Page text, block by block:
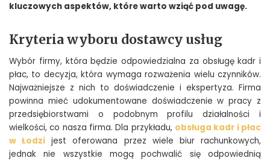
kluczowych aspektów, które warto wziąć pod uwagę.
Kryteria wyboru dostawcy usług
Wybór firmy, która będzie odpowiedzialna za obsługę kadr i
płac, to decyzja, która wymaga rozważenia wielu czynników.
Najważniejsze z nich to doświadczenie i ekspertyza. Firma
powinna mieć udokumentowane doświadczenie w pracy z
przedsiębiorstwami o podobnym profilu działalności i
wielkości, co nasza firma. Dla przykładu, obsługa kadr i płac
w Łodzi jest oferowana przez wiele biur rachunkowych,
jednak nie wszystkie mogą pochwalić się odpowiednią